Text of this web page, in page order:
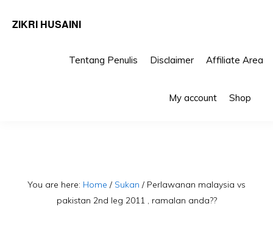
ZIKRI HUSAINI
Tentang Penulis Disclaimer Affiliate Area
My account Shop
You are here: Home / Sukan / Perlawanan malaysia vs
pakistan 2nd leg 2011 , ramalan anda??